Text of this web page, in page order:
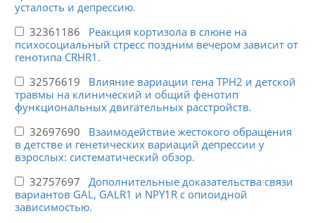
усталость и депрессию.
32361186 Реакция кортизола в слюне на
психосоциальный стресс поздним вечером зависит от
генотипа CRHR1.
32576619 Влияние вариации гена TPH2 и детской
травмы на клинический и общий фенотип
функциональных двигательных расстройств.
32697690 Взаимодействие жестокого обращения
в детстве и генетических вариаций депрессии у
взрослых: систематический обзор.
32757697 Дополнительные доказательства связи
вариантов GAL, GALR1 и NPY1R с опиоидной
зависимостью.